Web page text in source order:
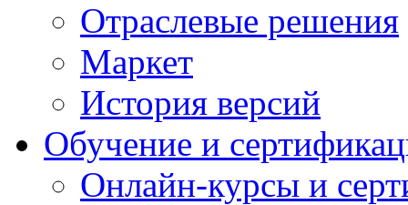
Отраслевые решения
Маркет
История версий
Обучение и
Онлайн-курсы и